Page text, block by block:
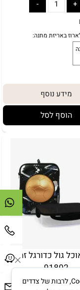
מתנה:
מידע נוסף
הוסף לסל
גול כדורגל זהב
91802
לידיעתך, באתרנו נעשה שימוש בקבצי Cookies, לרבות של צדדים